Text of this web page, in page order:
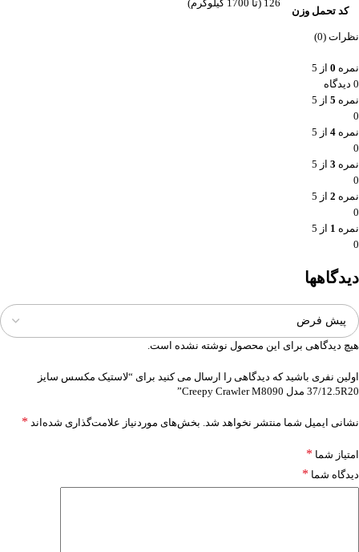
کد تحمل وزن
126 (تا 1700 کیلوگرم)
نظرات (0)
نمره 0 از 5
0 دیدگاه
نمره 5 از 5
0
نمره 4 از 5
0
نمره 3 از 5
0
نمره 2 از 5
0
نمره 1 از 5
0
دیدگاهها
هیچ دیدگاهی برای این محصول نوشته نشده است.
اولین نفری باشید که دیدگاهی را ارسال می کنید برای “لاستیک مکسس سایز
37/12.5R20 مدل Creepy Crawler M8090”
نشانی ایمیل شما منتشر نخواهد شد. بخش‌های موردنیاز علامت‌گذاری شده‌اند *
امتیاز شما *
دیدگاه شما *